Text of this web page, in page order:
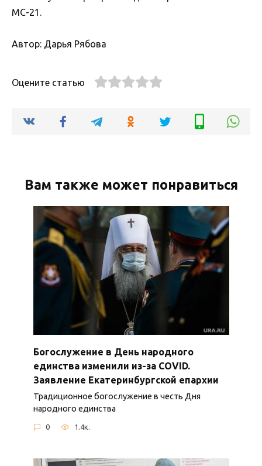
МС-21.
Автор: Дарья Рябова
Оцените статью
Вам также может понравиться
Богослужение в День народного
единства изменили из-за COVID.
Заявление Екатеринбургской епархии
Традиционное богослужение в честь Дня
народного единства
0 1.4к.